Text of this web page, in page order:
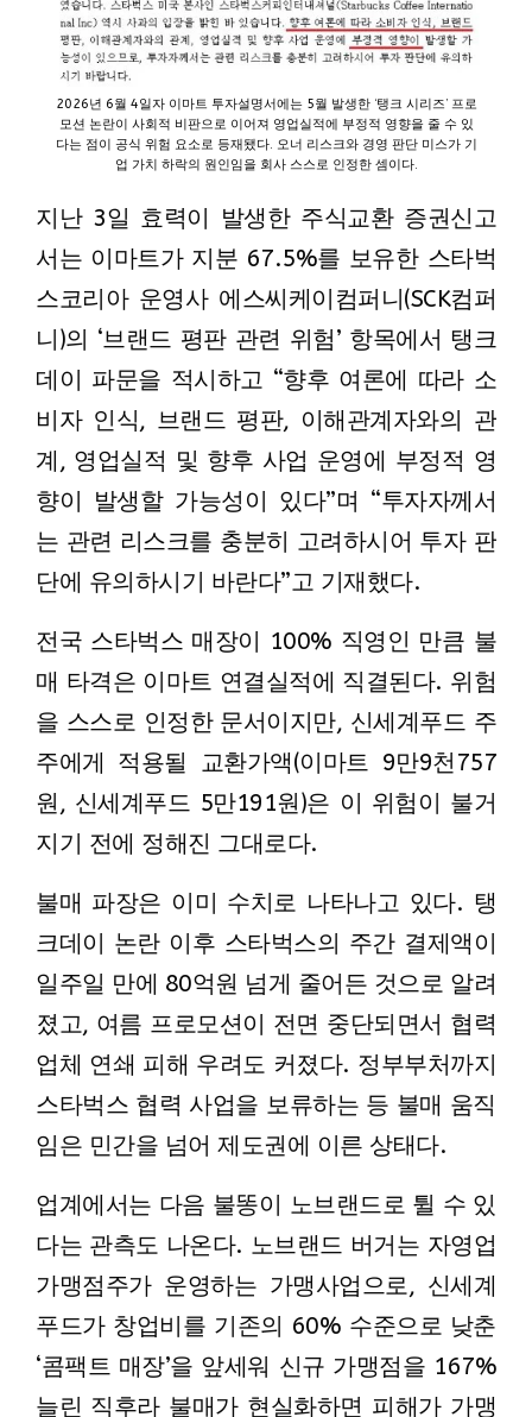
2026년 6월 4일자 이마트 투자설명서에는 5월 발생한 ‘탱크 시리즈’ 프로
모션 논란이 사회적 비판으로 이어져 영업실적에 부정적 영향을 줄 수 있
다는 점이 공식 위험 요소로 등재됐다. 오너 리스크와 경영 판단 미스가 기
업 가치 하락의 원인임을 회사 스스로 인정한 셈이다.
지난 3일 효력이 발생한 주식교환 증권신고
서는 이마트가 지분 67.5%를 보유한 스타벅
스코리아 운영사 에스씨케이컴퍼니(SCK컴퍼
니)의 ‘브랜드 평판 관련 위험’ 항목에서 탱크
데이 파문을 적시하고 “향후 여론에 따라 소
비자 인식, 브랜드 평판, 이해관계자와의 관
계, 영업실적 및 향후 사업 운영에 부정적 영
향이 발생할 가능성이 있다”며 “투자자께서
는 관련 리스크를 충분히 고려하시어 투자 판
단에 유의하시기 바란다”고 기재했다.
전국 스타벅스 매장이 100% 직영인 만큼 불
매 타격은 이마트 연결실적에 직결된다. 위험
을 스스로 인정한 문서이지만, 신세계푸드 주
주에게 적용될 교환가액(이마트 9만9천757
원, 신세계푸드 5만191원)은 이 위험이 불거
지기 전에 정해진 그대로다.
불매 파장은 이미 수치로 나타나고 있다. 탱
크데이 논란 이후 스타벅스의 주간 결제액이
일주일 만에 80억원 넘게 줄어든 것으로 알려
졌고, 여름 프로모션이 전면 중단되면서 협력
업체 연쇄 피해 우려도 커졌다. 정부부처까지
스타벅스 협력 사업을 보류하는 등 불매 움직
임은 민간을 넘어 제도권에 이른 상태다.
업계에서는 다음 불똥이 노브랜드로 튈 수 있
다는 관측도 나온다. 노브랜드 버거는 자영업
가맹점주가 운영하는 가맹사업으로, 신세계
푸드가 창업비를 기존의 60% 수준으로 낮춘
‘콤팩트 매장’을 앞세워 신규 가맹점을 167%
늘린 직후라 불매가 현실화하면 피해가 가맹